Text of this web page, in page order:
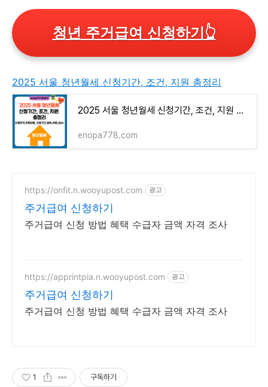
청년 주거급여 신청하기👆
2025 서울 청년월세 신청기간, 조건, 지원 총정리
2025 서울 청년월세 신청기간, 조건, 지원 총정리
enopa778.com
https://onfit.n.wooyupost.com 광고
주거급여 신청하기
주거급여 신청 방법 혜택 수급자 금액 자격 조사
https://apprintpia.n.wooyupost.com 광고
주거급여 신청하기
주거급여 신청 방법 혜택 수급자 금액 자격 조사
1 구독하기